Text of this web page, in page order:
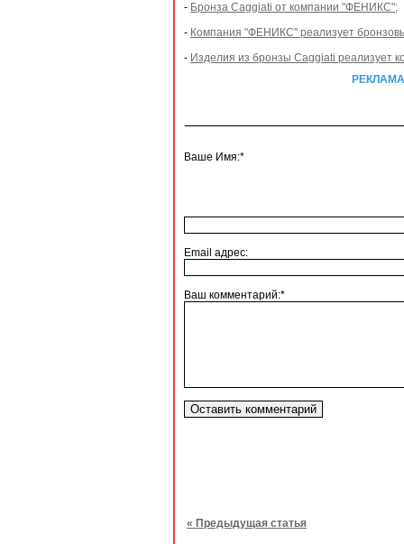
- Бронза Caggiati от компании "ФЕНИКС";
- Компания "ФЕНИКС" реализует
- Изделия из бронзы Caggiati реализует
Ваше Имя:*
Email адрес:
Ваш комментарий:*
« Предыдущая статья